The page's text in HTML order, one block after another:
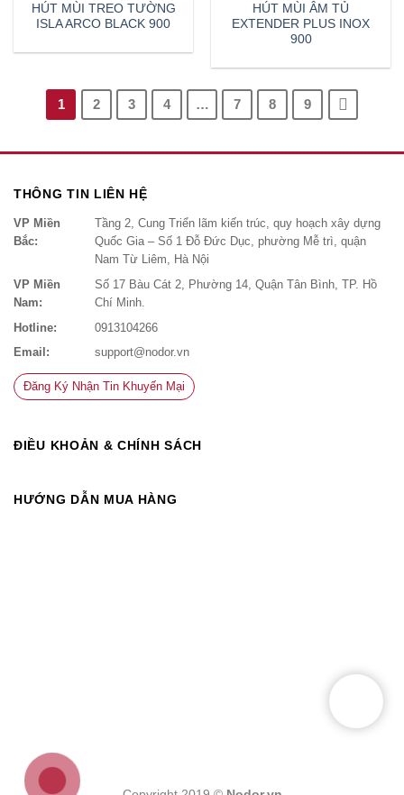
HÚT MÙI TREO TƯỜNG
ISLA ARCO BLACK 900
HÚT MÙI ÂM TỦ
EXTENDER PLUS INOX
900
1 2 3 4 … 7 8 9
THÔNG TIN LIÊN HỆ
VP Miền
Bắc:
Tầng 2, Cung Triển lãm kiến trúc, quy hoạch xây dựng
Quốc Gia – Số 1 Đỗ Đức Dục, phường Mễ trì, quận
Nam Từ Liêm, Hà Nội
VP Miền
Nam:
Số 17 Bàu Cát 2, Phường 14, Quận Tân Bình, TP. Hồ
Chí Minh.
Hotline:
0913104266
Email:
support@nodor.vn
Đăng Ký Nhận Tin Khuyến Mại
ĐIỀU KHOẢN & CHÍNH SÁCH
HƯỚNG DẪN MUA HÀNG